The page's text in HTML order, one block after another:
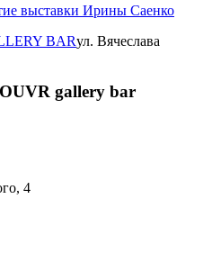
выставки Ирины Саенко
BARул. Вячеслава
gallery bar
4